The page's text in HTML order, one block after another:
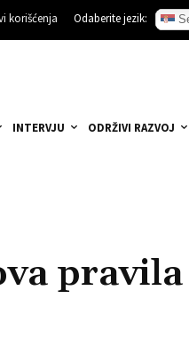
korišćenja Odaberite jezik:
INTERVJU ODRŽIVI RAZVOJ